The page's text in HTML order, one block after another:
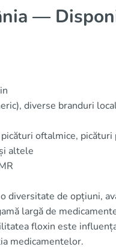
—
diverse branduri
oftalmice, picături
altele
diversitate de opțiuni,
largă de
floxin este
medicamentelor.